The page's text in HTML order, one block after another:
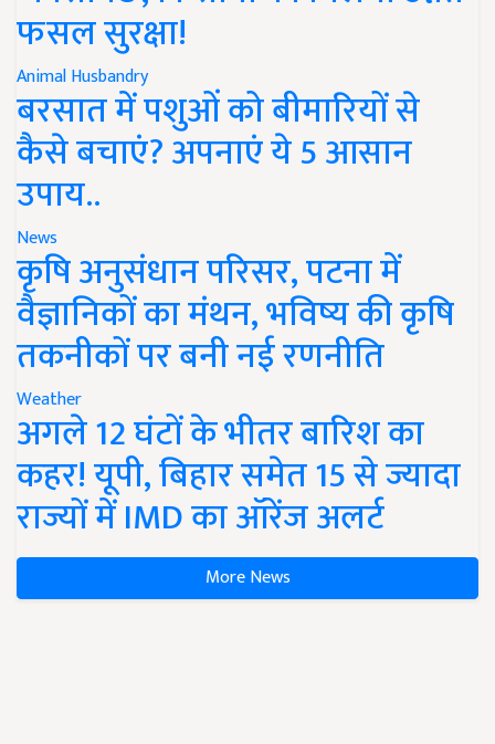
फसल सुरक्षा!
Animal Husbandry
बरसात में पशुओं को बीमारियों से
कैसे बचाएं? अपनाएं ये 5 आसान
उपाय..
News
कृषि अनुसंधान परिसर, पटना में
वैज्ञानिकों का मंथन, भविष्य की कृषि
तकनीकों पर बनी नई रणनीति
Weather
अगले 12 घंटों के भीतर बारिश का
कहर! यूपी, बिहार समेत 15 से ज्यादा
राज्यों में IMD का ऑरेंज अलर्ट
More News